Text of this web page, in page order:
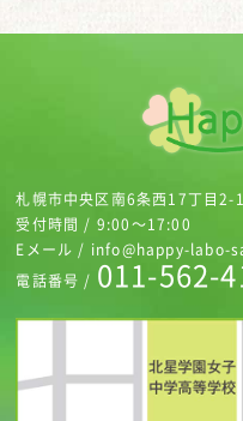
札幌市中央区南6条西17丁目
受付時間 / 9:00～17:00
Eメール / info@happy-labo-
電話番号 / 011-562-